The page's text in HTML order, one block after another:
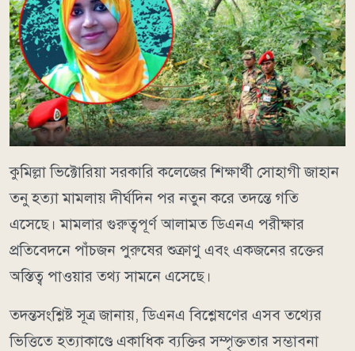
কুমিল্লা ভিক্টোরিয়া সরকারি কলেজের শিক্ষার্থী সোহাগী জাহান
তনু হত্যা মামলায় দীর্ঘদিন পর নতুন করে তদন্তে গতি
এসেছে। মামলার গুরুত্বপূর্ণ আলামত ডিএনএ পরীক্ষার
প্রতিবেদনে পাঁচজন পুরুষের শুক্রাণু এবং একজনের রক্তের
অস্তিত্ব পাওয়ার তথ্য সামনে এসেছে।
তদন্তসংশ্লিষ্ট সূত্র জানায়, ডিএনএ বিশ্লেষণের এসব তথ্যের
ভিত্তিতে হত্যাকাণ্ডে একাধিক ব্যক্তির সম্পৃক্ততার সম্ভাবনা